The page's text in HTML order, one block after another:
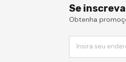
Se
Obtenha
Insira seu